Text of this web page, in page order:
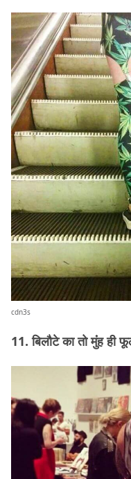
cdn3s
11. बिलौटे का तो मुंंह ही